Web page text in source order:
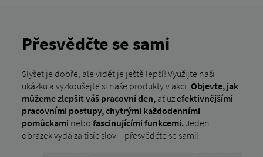
Přesvědčte se sami
Slyšet je dobře, ale vidět je ještě lepší! Využijte naši
ukázku a vyzkoušejte si naše produkty v akci. Objevte, jak
můžeme zlepšit váš pracovní den,ať užefektivnějšími
pracovními postupy, chytrými každodenními
pomůckami nebo fascinujícími funkcemi.Jeden
obrázek vydá za tisíc slov – přesvědčte se sami!